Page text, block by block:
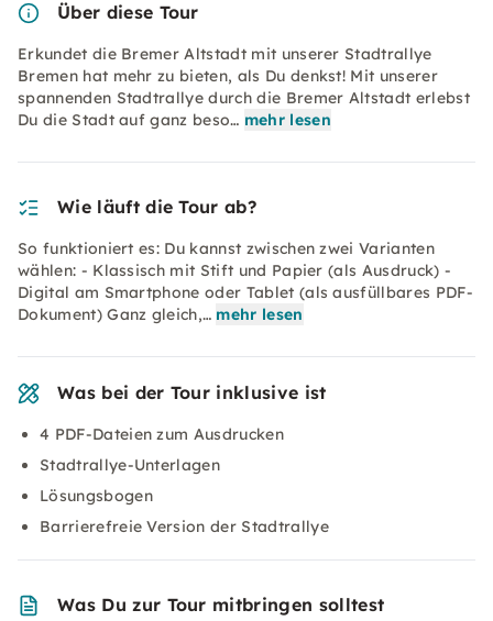
Über diese Tour
Erkundet die Bremer Altstadt mit unserer Stadtrallye
Bremen hat mehr zu bieten, als Du denkst! Mit unserer
spannenden Stadtrallye durch die Bremer Altstadt erlebst
Du die Stadt auf ganz beso… mehr lesen
Wie läuft die Tour ab?
So funktioniert es: Du kannst zwischen zwei Varianten
wählen: - Klassisch mit Stift und Papier (als Ausdruck) -
Digital am Smartphone oder Tablet (als ausfüllbares PDF-
Dokument) Ganz gleich,… mehr lesen
Was bei der Tour inklusive ist
4 PDF-Dateien zum Ausdrucken
Stadtrallye-Unterlagen
Lösungsbogen
Barrierefreie Version der Stadtrallye
Was Du zur Tour mitbringen solltest